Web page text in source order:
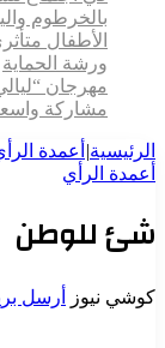
بالخرطوم
الأطفال
ورشة الحماية
مهرجان
مشاركة
الرئيسية| أعمدة
أعمدة الرأي
شئ للوطن
كوشي نيوز أرسل